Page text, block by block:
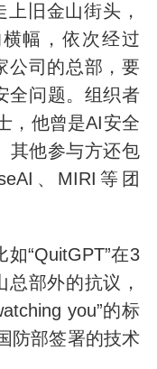
上旧金山街头，
幅，依次经过
公司的总部，要
全问题。组织者
，他曾是AI安全
其他参与方还包
、MIRI等团
“QuitGPT”在3
总部外的抗议，
you”的标
防部签署的技术